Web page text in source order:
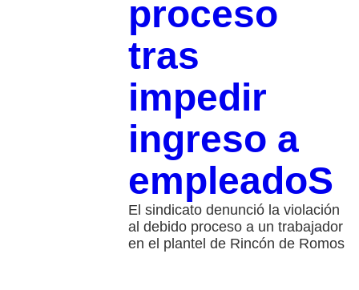
proceso
tras
impedir
ingreso a
empleadoS
El sindicato denunció la violación
al debido proceso a un trabajador
en el plantel de Rincón de Romos